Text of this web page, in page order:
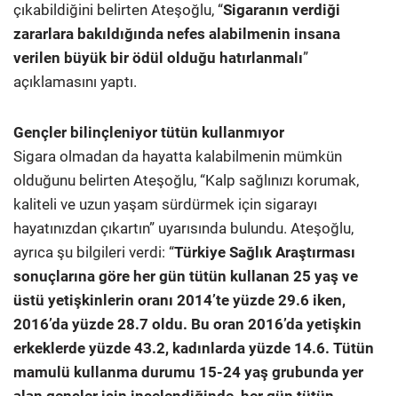
çıkabildiğini belirten Ateşoğlu, “Sigaranın verdiği
zararlara bakıldığında nefes alabilmenin insana
verilen büyük bir ödül olduğu hatırlanmalı”
açıklamasını yaptı.
Gençler bilinçleniyor tütün kullanmıyor
Sigara olmadan da hayatta kalabilmenin mümkün
olduğunu belirten Ateşoğlu, “Kalp sağlınızı korumak,
kaliteli ve uzun yaşam sürdürmek için sigarayı
hayatınızdan çıkartın” uyarısında bulundu. Ateşoğlu,
ayrıca şu bilgileri verdi: “Türkiye Sağlık Araştırması
sonuçlarına göre her gün tütün kullanan 25 yaş ve
üstü yetişkinlerin oranı 2014’te yüzde 29.6 iken,
2016’da yüzde 28.7 oldu. Bu oran 2016’da yetişkin
erkeklerde yüzde 43.2, kadınlarda yüzde 14.6. Tütün
mamulü kullanma durumu 15-24 yaş grubunda yer